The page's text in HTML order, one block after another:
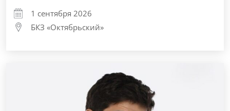
1 сентября 2026
БКЗ «Октябрьский»